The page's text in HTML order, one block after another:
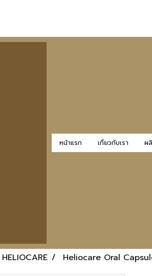
หน้าแรก เกี่ยวกับเรา ผ
HELIOCARE Heliocare Oral